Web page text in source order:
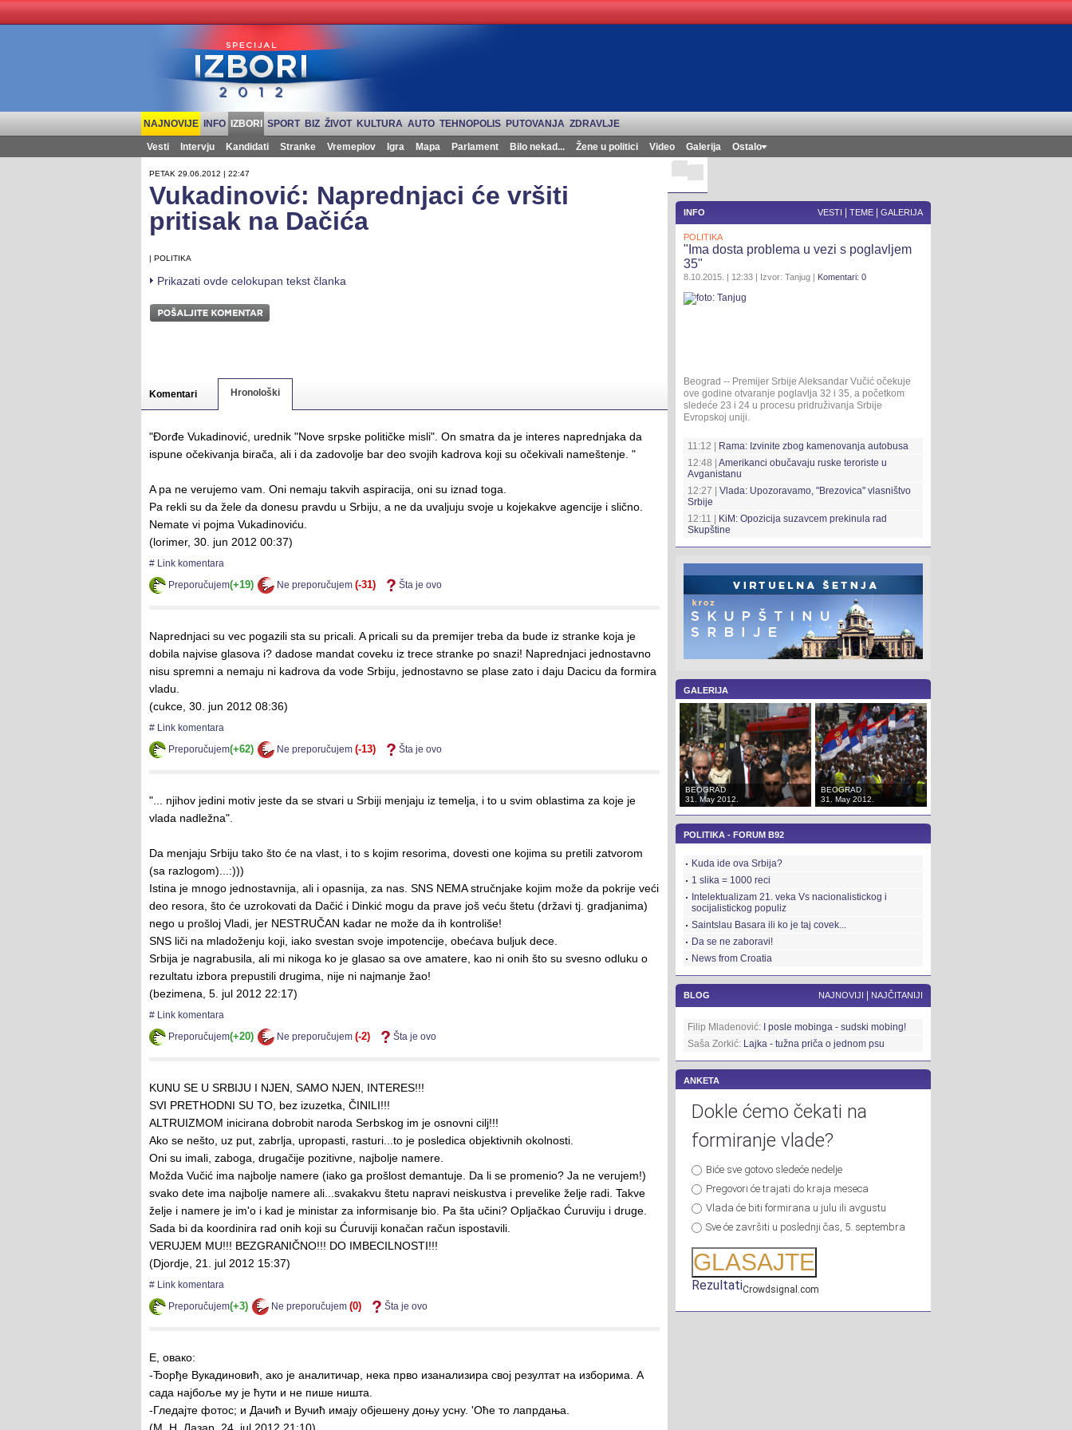
NAJNOVIJE INFO IZBORI SPORT BIZ ŽIVOT KULTURA AUTO TEHNOPOLIS PUTOVANJA ZDRAVLJE
Vesti Intervju Kandidati Stranke Vremeplov Igra Mapa Parlament Bilo nekad... Žene u politici Video Galerija Ostalo
PETAK 29.06.2012 | 22:47
Vukadinović: Naprednjaci će vršiti
pritisak na Dačića
| POLITIKA
Prikazati ovde celokupan tekst članka
Komentari Hronološki
"Đorđe Vukadinović, urednik "Nove srpske političke misli". On smatra da je interes naprednjaka da
ispune očekivanja birača, ali i da zadovolje bar deo svojih kadrova koji su očekivali nameštenje. "
A pa ne verujemo vam. Oni nemaju takvih aspiracija, oni su iznad toga.
Pa rekli su da žele da donesu pravdu u Srbiju, a ne da uvaljuju svoje u kojekakve agencije i slično.
Nemate vi pojma Vukadinoviću.
(lorimer, 30. jun 2012 00:37)
# Link komentara
Preporučujem(+19) Ne preporučujem (-31) Šta je ovo
Naprednjaci su vec pogazili sta su pricali. A pricali su da premijer treba da bude iz stranke koja je
dobila najvise glasova i? dadose mandat coveku iz trece stranke po snazi! Naprednjaci jednostavno
nisu spremni a nemaju ni kadrova da vode Srbiju, jednostavno se plase zato i daju Dacicu da formira
vladu.
(cukce 30. jun 2012 08:36)
# Link komentara
Preporučujem(+62) Ne preporučujem (-13) Šta je ovo
"... njihov jedini motiv jeste da se stvari u Srbiji menjaju iz temelja, i to u svim oblastima za koje je
vlada nadležna".
Da menjaju Srbiju tako što će na vlast, i to s kojim resorima, dovesti one kojima su pretili zatvorom
(sa razlogom)...:)))
Istina je mnogo jednostavnija, ali i opasnija, za nas. SNS NEMA stručnjake kojim može da pokrije veći
deo resora, što će uzrokovati da Dačić i Dinkić mogu da prave još veću štetu (državi tj. gradjanima)
nego u prošloj Vladi, jer NESTRUČAN kadar ne može da ih kontroliše!
SNS liči na mladoženju koji, iako svestan svoje impotencije, obećava buljuk dece.
Srbija je nagrabusila, ali mi nikoga ko je glasao sa ove amatere, kao ni onih što su svesno odluku o
rezultatu izbora prepustili drugima, nije ni najmanje žao!
(bezimena 5. jul 2012 22:17)
# Link komentara
Preporučujem(+20) Ne preporučujem (-2) Šta je ovo
KUNU SE U SRBIJU I NJEN, SAMO NJEN, INTERES!!!
SVI PRETHODNI SU TO, bez izuzetka, ČINILI!!!
ALTRUIZMOM inicirana dobrobit naroda Serbskog im je osnovni cilj!!!
Ako se nešto, uz put, zabrlja, upropasti, rasturi...to je posledica objektivnih okolnosti.
Oni su imali, zaboga, drugačije pozitivne, najbolje namere.
Možda Vučić ima najbolje namere (iako ga prošlost demantuje. Da li se promenio? Ja ne verujem!)
svako dete ima najbolje namere ali...svakakvu štetu napravi neiskustva i prevelike želje radi. Takve
želje i namere je im'o i kad je ministar za informisanje bio. Pa šta učini? Opljačkao Ćuruviju i druge.
Sada bi da koordinira rad onih koji su Ćuruviji konačan račun ispostavili.
VERUJEM MU!!! BEZGRANIČNO!!! DO IMBECILNOSTI!!!
(Djordje 21. jul 2012 15:37)
# Link komentara
Preporučujem(+3) Ne preporučujem (0) Šta je ovo
Е, овако:
-Ђорђе Вукадиновић, ако је аналитичар, нека прво изанализира свој резултат на изборима. А
сада најбоље му је ћути и не пише ништа.
-Гледајте фотос; и Дачић и Вучић имају објешену доњу усну. 'Оће то лапрдања.
INFO VESTI TEME GALERIJA
POLITIKA
"Ima dosta problema u vezi s poglavljem
35"
8.10.2015. | 12:33 | Izvor: Tanjug | Komentari: 0
Beograd -- Premijer Srbije Aleksandar Vučić očekuje
ove godine otvaranje poglavlja 32 i 35, a početkom
sledeće 23 i 24 u procesu pridruživanja Srbije
Evropskoj uniji.
11:12 |
Rama: Izvinite zbog kamenovanja autobusa
12:48 | Amerikanci obučavaju ruske teroriste u
Avganistanu
12:27 | Vlada: Upozoravamo, "Brezovica" vlasništvo
Srbije
12:11 |
KiM: Opozicija suzavcem prekinula rad
Skupštine
GALERIJA
31. May 2012.
31. May 2012.
BEOGRAD
31. May 2012.
BEOGRAD
31. May 2012.
POLITIKA - FORUM B92
Kuda ide ova Srbija?
1 slika = 1000 reci
Intelektualizam 21. veka Vs nacionalistickog i
socijalistickog populiz
Saintslau Basara ili ko je taj covek...
Da se ne zaboravi!
News from Croatia
BLOG NAJNOVIJI NAJČITANIJI
Filip Mladenović:
I posle mobinga - sudski mobing!
Saša Zorkić: Lajka - tužna priča o jednom psu
ANKETA
Dokle ćemo čekati na
formiranje vlade?
Biće sve gotovo sledeće nedelje
Pregovori će trajati do kraja meseca
Vlada će biti formirana u julu ili avgustu
Sve će završiti u poslednji čas, 5. septembra
GLASAJTE
RezultatiCrowdsignal.com